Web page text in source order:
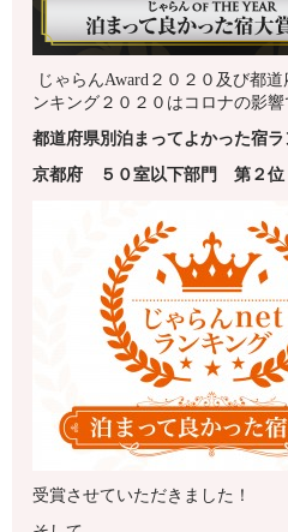
じゃらんAward２０２０及び都
ンキング２０２０はコロナの影響
都道府県別泊まってよかった宿ラ
京都府 ５０室以下部門 第 ２位
受賞させていただきました！